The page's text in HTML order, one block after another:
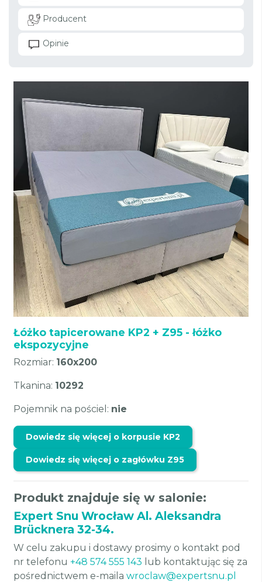
Producent
Opinie
Łóżko tapicerowane KP2 + Z95 - łóżko
ekspozycyjne
Rozmiar: 160x200
Tkanina: 10292
Pojemnik na pościel: nie
Dowiedz się więcej o korpusie KP2
Dowiedz się więcej o zagłówku Z95
Produkt znajduje się w salonie:
Expert Snu Wrocław Al. Aleksandra
Brücknera 32-34.
W celu zakupu i dostawy prosimy o kontakt pod
nr telefonu +48 574 555 143 lub kontaktując się za
pośrednictwem e-maila wroclaw@expertsnu.pl